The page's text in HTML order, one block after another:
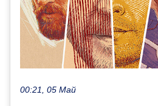
00:21, 05 Май